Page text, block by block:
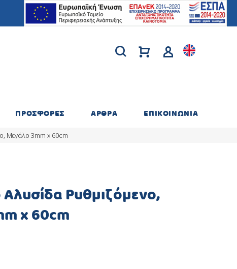
ΠΡΟΣΦΟΡΕΣ ΑΡΘΡΑ ΕΠΙΚΟΙΝΩΝΙΑ
Μεγάλο 3mm x 60cm
Αλυσίδα Ρυθμιζόμενο,
x 60cm